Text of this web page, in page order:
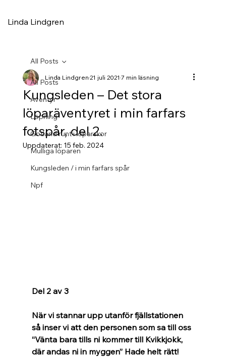
Linda Lindgren
All Posts
Äventyr
Löpning
Gotland runt i löparskor
Mulliga löparen
Kungsleden / i min farfars spår
Npf
All Posts
Kungsleden – Det stora
löparäventyret i min farfars
fotspår, del 2.
Linda Lindgren21 juli 2021 7 min läsning
Uppdaterat: 15 feb. 2024
Del 2 av 3
När vi stannar upp utanför fjällstationen
så inser vi att den personen som sa till oss
“Vänta bara tills ni kommer till Kvikkjokk,
där andas ni in myggen” Hade helt rätt!